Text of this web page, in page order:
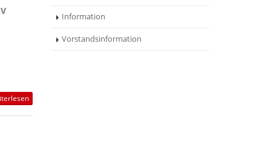
Information
Vorstandsinformation